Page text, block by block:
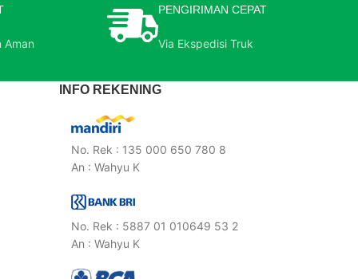
Aman
PENGIRIMAN CEPAT
Via Ekspedisi Truk
INFO REKENING
No. Rek : 135 000 650 780 8
An : Wahyu K
No. Rek : 5887 01 010649 53 2
An : Wahyu K